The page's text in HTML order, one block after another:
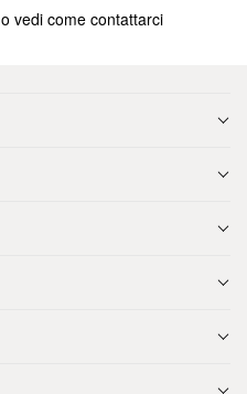
vedi come contattarci